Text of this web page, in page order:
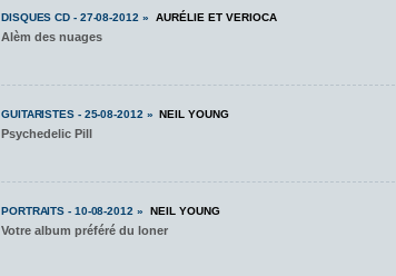
DISQUES CD - 27-08-2012 » AURÉLIE ET VERIOCA
Alèm des nuages
GUITARISTES - 25-08-2012 » NEIL YOUNG
Psychedelic Pill
PORTRAITS - 10-08-2012 » NEIL YOUNG
Votre album préféré du loner